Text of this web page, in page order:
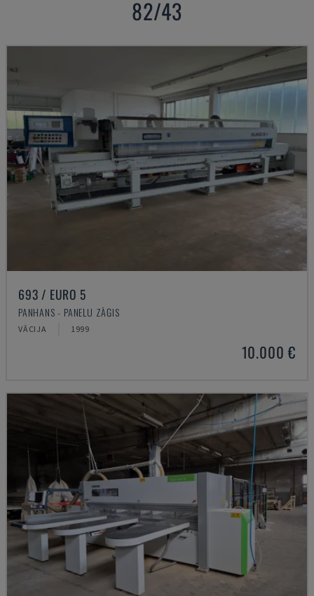
82/43
693 / EURO 5
PANHANS - PANEĻU ZĀĢIS
VĀCIJA 1999
10.000 €